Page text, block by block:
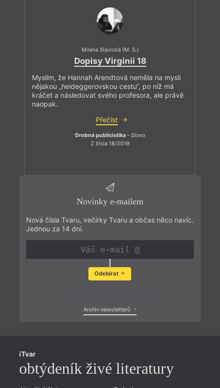
Milena Slavická (M. S.)
Dopisy Virginii 18
Myslím, že Hannah Arendtová neměla na mysli
nějakou „heideggerovskou cestu“, po níž má
kráčet a následovat svého profesora, ale právě
naopak.
Přečíst
Drobná publicistika – Slovo
Z čísla 18/2019
Novinky e-mailem
Nová čísla Tvaru, večírky Tvaru a občas něco navíc.
Jednou za 14 dní.
Odebírat
Archiv newsletterů
iTvar
obtýdeník živé literatury